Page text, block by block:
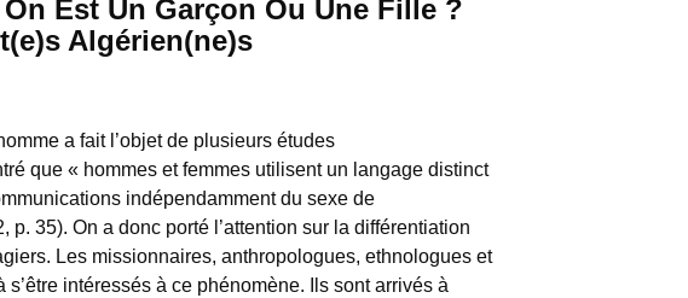
Est Un Garçon Ou Une Fille ?
Algérien(ne)s
a fait l’objet de plusieurs études
que « hommes et femmes utilisent un langage distinct
indépendamment du sexe de
p. 35). On a donc porté l’attention sur la différentiation
Les missionnaires, anthropologues, ethnologues et
intéressés à ce phénomène. Ils sont arrivés à